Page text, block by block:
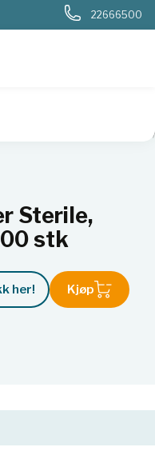
22666500
Sterile,
stk
her! Kjøp